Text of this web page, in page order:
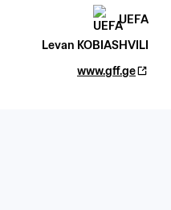
UEFA
Levan KOBIASHVILI
www.gff.ge